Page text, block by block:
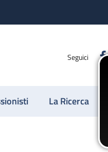
Seguici
La Ricerca